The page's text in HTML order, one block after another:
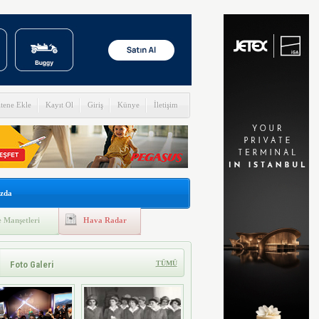
Ekle Kayıt Ol Giriş Künye İletişim
Manşetleri Hava Radar
Foto Galeri TÜMÜ